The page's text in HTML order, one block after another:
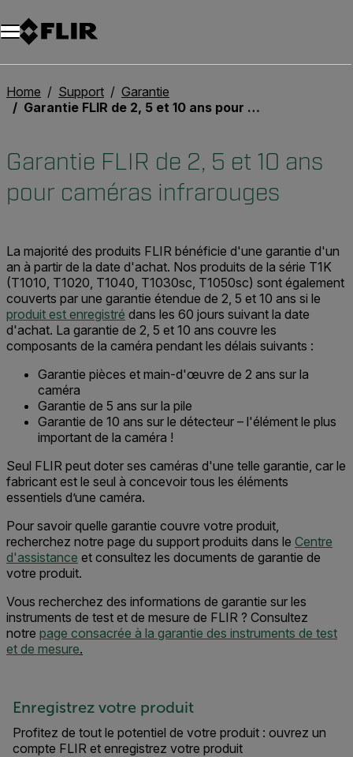
Unread messages
Modèle
Supprimer
articles
article
Ajouter au panier
Ajouté au panier
Home Support
Garantie
Garantie FLIR de 2, 5 et 10 ans pour caméras infrarouges
Garantie FLIR de 2, 5 et 10 ans
pour caméras infrarouges
La majorité des produits FLIR bénéficie d'une garantie d'un
an à partir de la date d'achat. Nos produits de la série T1K
(T1010, T1020, T1040, T1030sc, T1050sc) sont également
couverts par une garantie étendue de 2, 5 et 10 ans si le
produit est enregistré dans les 60 jours suivant la date
d'achat. La garantie de 2, 5 et 10 ans couvre les
composants de la caméra pendant les délais suivants :
Garantie pièces et main-d'œuvre de 2 ans sur la
caméra
Garantie de 5 ans sur la pile
Garantie de 10 ans sur le détecteur – l'élément le plus
important de la caméra !
Seul FLIR peut doter ses caméras d'une telle garantie, car le
fabricant est le seul à concevoir tous les éléments
essentiels d’une caméra.
Pour savoir quelle garantie couvre votre produit,
recherchez notre page du support produits dans le Centre
d'assistance et consultez les documents de garantie de
votre produit.
Vous recherchez des informations de garantie sur les
instruments de test et de mesure de FLIR ? Consultez
notre page consacrée à la garantie des instruments de test
et de mesure.
Enregistrez votre produit
Profitez de tout le potentiel de votre produit : ouvrez un
compte FLIR et enregistrez votre produit